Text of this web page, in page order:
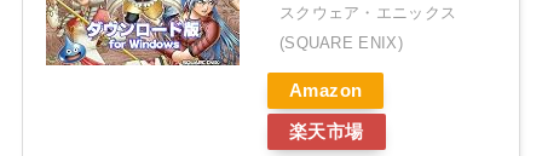
スクウェア・エニックス
(SQUARE ENIX)
Amazon
楽天市場